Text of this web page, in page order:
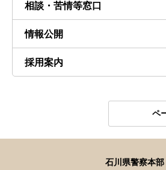
相談・苦情等窓口
情報公開
採用案内
ペ
石川県警察本部